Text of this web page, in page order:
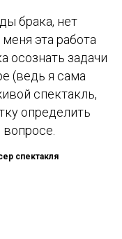
брака, нет
эта работа
осознать задачи
(ведь я сама
спектакль,
определить
спектакля